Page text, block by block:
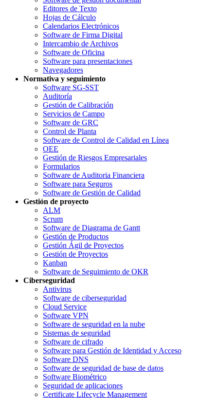
Editores de Texto
Hojas de Cálculo
Calendarios Electrónicos
Software de Firma Digital
Intercambio de Archivos
Software de Oficina
Software para presentaciones
Navegadores
Normativa y seguimiento
Software SG-SST
Auditoría
Gestión de Calibración
Servicios de Campo
Software de GRC
Control de Planta
Software de Control de Calidad en Línea
OEE
Gestión de Riesgos Empresariales
Formularios
Software de Auditoria Financiera
Software para Seguros
Software de Gestión de Calidad
Gestión de proyecto
ALM
Scrum
Software de Diagrama de Gantt
Gestión de Productos
Gestión Ágil de Proyectos
Gestión de Proyectos
Kanban
Software de Seguimiento de OKR
Ciberseguridad
Antivirus
Software de ciberseguridad
Cloud Service
Software VPN
Software de seguridad en la nube
Sistemas de seguridad
Software de cifrado
Software para Gestión de Identidad y Acceso
Software DNS
Software de seguridad de base de datos
Software Biométrico
Seguridad de aplicaciones
Certificate Lifecycle Management